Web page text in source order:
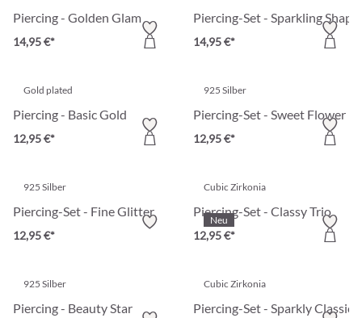
Piercing - Golden Glam
14,95 €*
Piercing-Set - Sparkling
14,95 €*
Gold plated
Piercing - Basic Gold
12,95 €*
925 Silber
Piercing-Set - Sweet Flower
12,95 €*
925 Silber
Piercing-Set - Fine Glitter
12,95 €*
Neu
Cubic Zirkonia
Piercing-Set - Classy Trio
12,95 €*
925 Silber
Piercing - Beauty Star
Cubic Zirkonia
Piercing-Set - Sparkly Classic